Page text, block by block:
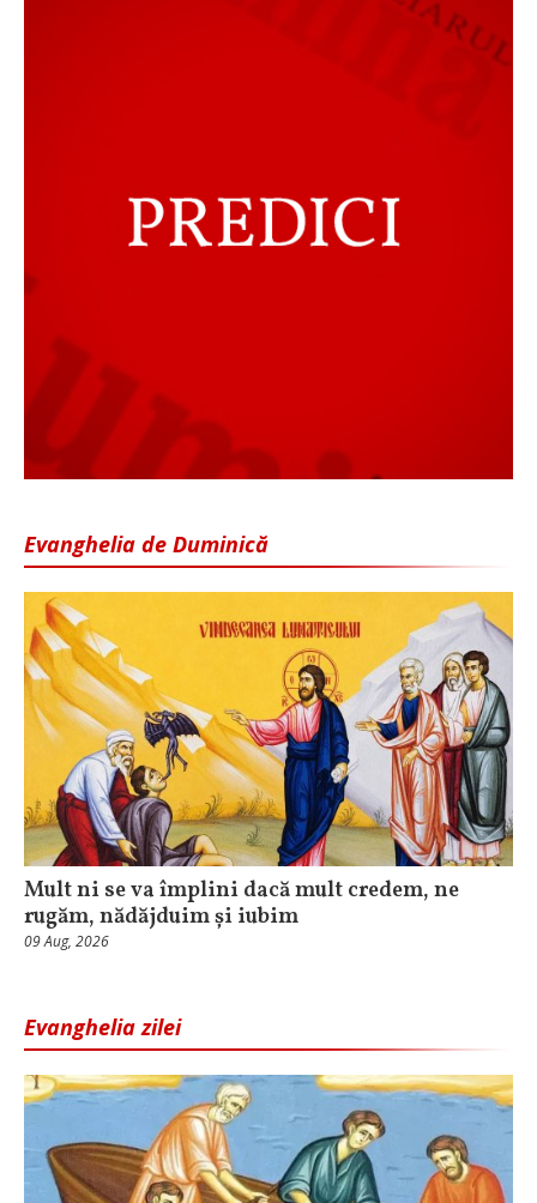
Evanghelia de Duminică
Mult ni se va împlini dacă mult credem, ne
rugăm, nădăjduim și iubim
09 Aug, 2026
Evanghelia zilei